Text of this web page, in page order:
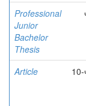
Professional
Junior
Bachelor
Thesis
Article